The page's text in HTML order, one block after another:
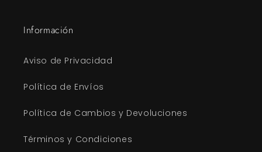
Información
Aviso de Privacidad
Política de Envíos
Política de Cambios y Devoluciones
Términos y Condiciones